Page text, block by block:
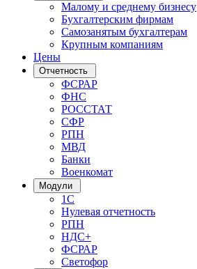
Малому и среднему бизнесу
Бухгалтерским фирмам
Самозанятым бухгалтерам
Крупным компаниям
Цены
Отчетность
ФСРАР
ФНС
РОССТАТ
СФР
РПН
МВД
Банки
Военкомат
Модули
1С
Нулевая отчетность
РПН
НДС+
ФСРАР
Светофор